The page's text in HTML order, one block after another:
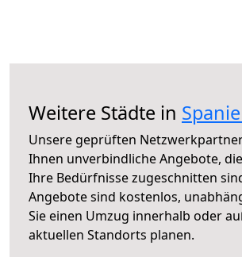
Weitere Städte in
Unsere geprüften
Ihnen unverbindliche Angebote,
Ihre Bedürfnisse zugeschnitten
Angebote sind kostenlos,
Sie einen Umzug innerhalb oder
aktuellen Standorts planen.